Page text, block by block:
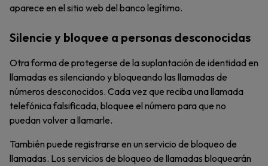
aparece en el sitio web del banco legítimo.
Silencie y bloquee a personas desconocidas
Otra forma de protegerse de la suplantación de identidad en
llamadas es silenciando y bloqueando las llamadas de
números desconocidos. Cada vez que reciba una llamada
telefónica falsificada, bloquee el número para que no
puedan volver a llamarle.
También puede registrarse en un servicio de bloqueo de
llamadas. Los servicios de bloqueo de llamadas bloquearán